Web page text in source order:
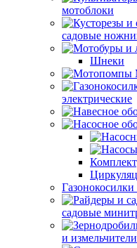
мотоблоки
садовые
Шнеки
электрические
садовые
и измельчители